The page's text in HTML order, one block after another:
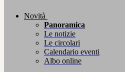
Novità
Panoramica
Le notizie
Le circolari
Calendario eventi
Albo online